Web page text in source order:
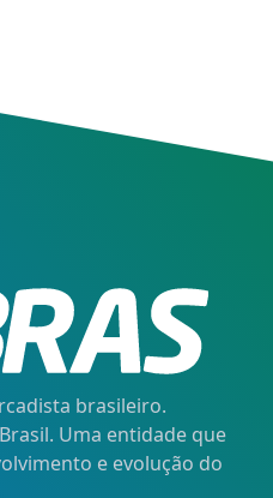
brasileiro.
Uma entidade que
e evolução do